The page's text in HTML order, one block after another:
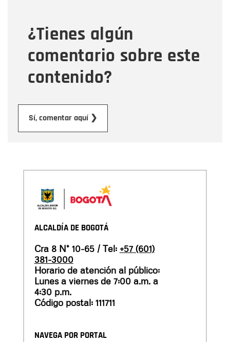
¿Tienes algún
comentario sobre este
contenido?
Sí, comentar aquí ❯
Mensaje
ALCALDÍA DE BOGOTÁ
Cra 8 N° 10-65 / Tel: +57 (601)
381-3000
Horario de atención al público:
Lunes a viernes de 7:00 a.m. a
4:30 p.m.
Código postal: 111711
NAVEGA POR PORTAL